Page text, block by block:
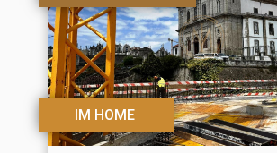
IM HOME